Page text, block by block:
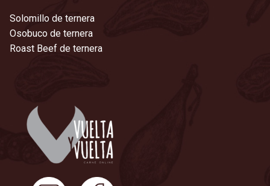
Solomillo de ternera
Osobuco de ternera
Roast Beef de ternera